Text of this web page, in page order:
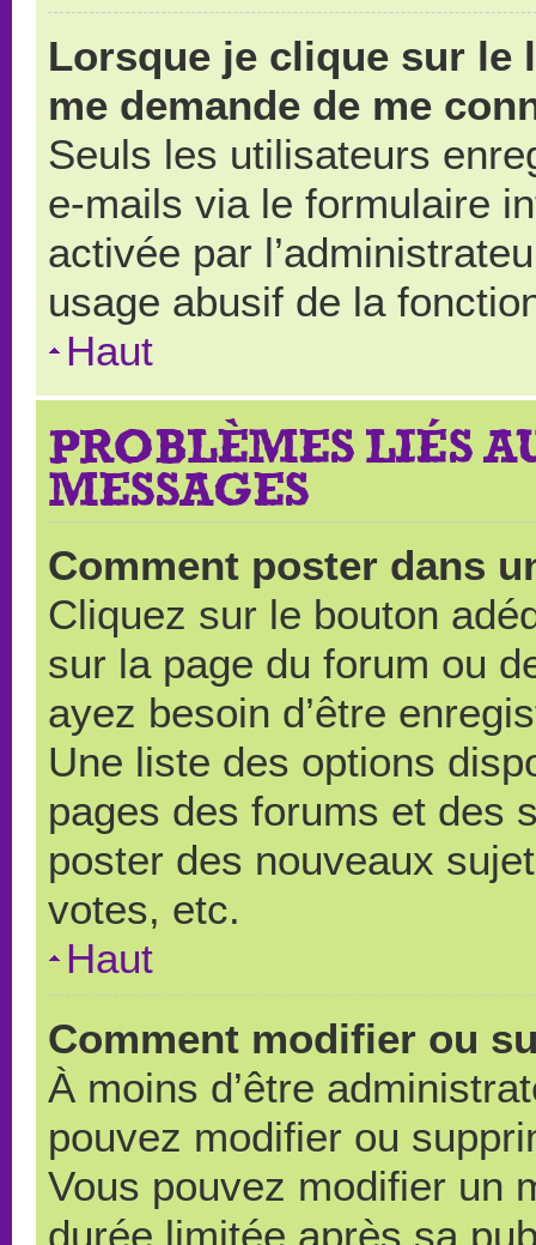
Lorsque je clique sur le
me demande de me
Seuls les utilisateurs
e-mails via le formulaire
activée par
usage abusif de la
Haut
PROBLÈMES LIÉS
MESSAGES
Comment poster dans
Cliquez sur le bouton
sur la page du forum ou
ayez besoin d’être
Une liste des options
pages des forums et des
poster des nouveaux
votes, etc.
Haut
Comment modifier ou
À moins d’être
pouvez modifier ou
Vous pouvez modifier un
durée limitée après sa